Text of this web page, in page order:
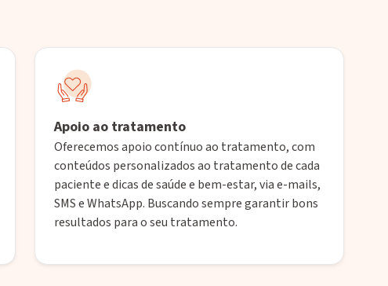
Apoio ao tratamento
Oferecemos apoio contínuo ao tratamento, com
conteúdos personalizados ao tratamento de cada
paciente e dicas de saúde e bem-estar, via e-mails,
SMS e WhatsApp. Buscando sempre garantir bons
resultados para o seu tratamento.